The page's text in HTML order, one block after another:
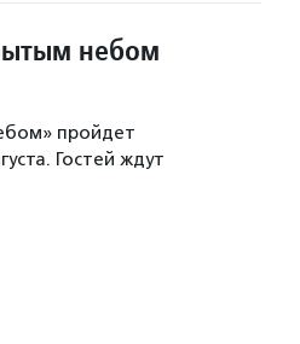
небом
пройдет
Гостей ждут